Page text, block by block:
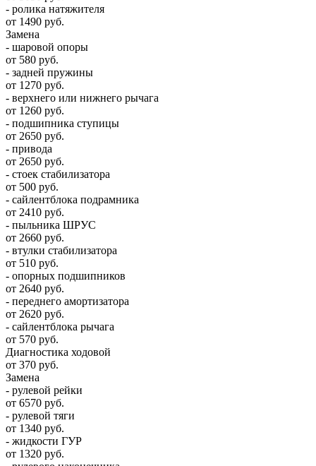
- ролика натяжителя
от 1490 руб.
Замена
- шаровой опоры
от 580 руб.
- задней пружины
от 1270 руб.
- верхнего или нижнего рычага
от 1260 руб.
- подшипника ступицы
от 2650 руб.
- привода
от 2650 руб.
- стоек стабилизатора
от 500 руб.
- сайлентблока подрамника
от 2410 руб.
- пыльника ШРУС
от 2660 руб.
- втулки стабилизатора
от 510 руб.
- опорных подшипников
от 2640 руб.
- переднего амортизатора
от 2620 руб.
- сайлентблока рычага
от 570 руб.
Диагностика ходовой
от 370 руб.
Замена
- рулевой рейки
от 6570 руб.
- рулевой тяги
от 1340 руб.
- жидкости ГУР
от 1320 руб.